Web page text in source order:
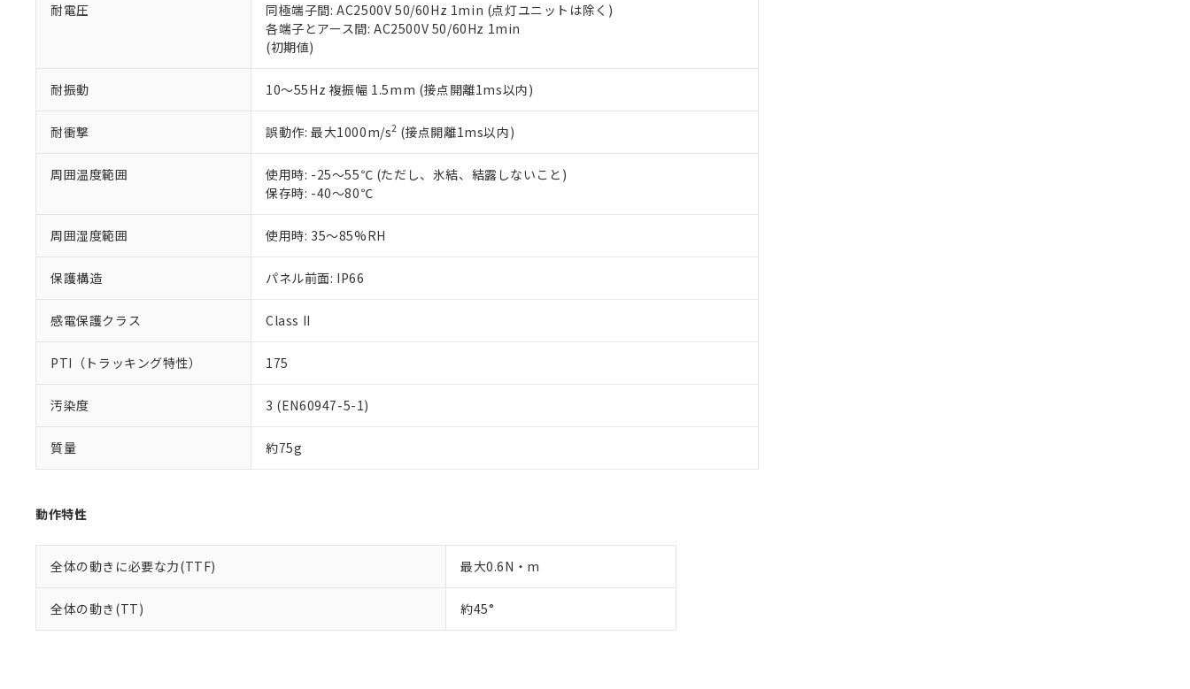
耐電圧
同極端子間: AC2500V 50/60Hz 1min (点灯ユニットは除く)
各端子とアース間: AC2500V 50/60Hz 1min
(初期値)
耐振動 10～55Hz 複振幅 1.5mm (接点開離1ms以内)
耐衝撃 誤動作: 最大1000m/s2 (接点開離1ms以内)
周囲温度範囲
使用時: -25～55℃ (ただし、氷結、結露しないこと)
保存時: -40～80℃
周囲湿度範囲 使用時: 35～85%RH
保護構造 パネル前面: IP66
感電保護クラス Class II
PTI（トラッキング特性） 175
汚染度 3 (EN60947-5-1)
質量 約75g
動作特性
全体の動きに必要な力(TTF) 最大0.6N・m
全体の動き(TT) 約45°
※本証明書は発行日時点で非含有を証明するもので、過去に遡って非含有を証明するものではありません。
また、RoHS指令のフタル酸エステル類４物質の対応では、対応完了までの期間は出荷製品に未対応品が
混在することから備考欄に対応日を記載しておりました。
既に当社にて対応品への在庫切替を完了していることから、特段のことがない限り、2022年1月12日よ
り割愛しております。